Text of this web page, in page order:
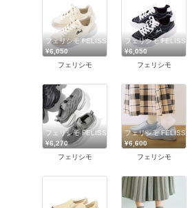
フェリシモ FELISSIMO
¥6,050
フェリシモ
フェリシモ
¥6,050
フェリシモ
フェリシモ FELISSIMO
¥6,270
フェリシモ
フェリシモ
¥6,600
フェリシモ